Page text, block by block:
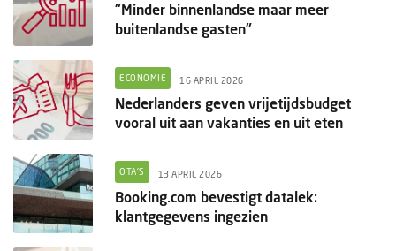
"Minder binnenlandse maar meer
buitenlandse gasten"
ECONOMIE 16 APRIL 2026
Nederlanders geven vrijetijdsbudget
vooral uit aan vakanties en uit eten
OTA'S 13 APRIL 2026
Booking.com bevestigt datalek:
klantgegevens ingezien